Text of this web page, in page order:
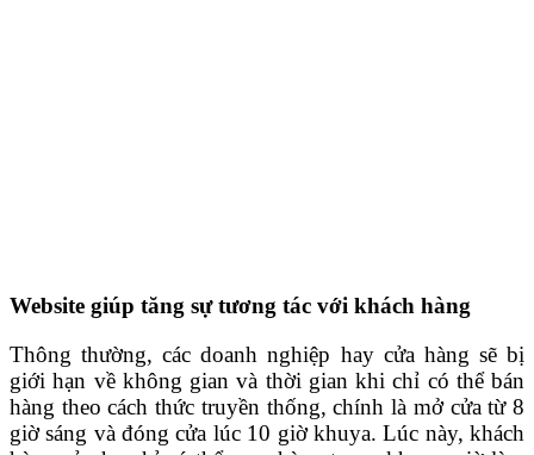
Website giúp tăng sự tương tác với khách hàng
Thông thường, các doanh nghiệp hay cửa hàng sẽ bị
giới hạn về không gian và thời gian khi chỉ có thể bán
hàng theo cách thức truyền thống, chính là mở cửa từ 8
giờ sáng và đóng cửa lúc 10 giờ khuya. Lúc này, khách